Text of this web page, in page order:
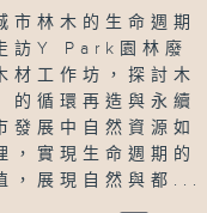
市林木的生命週期
訪Y Park園林廢
材工作坊，探討木
的循環再造與永續
發展中自然資源如
，實現生命週期的
，展現自然與都...